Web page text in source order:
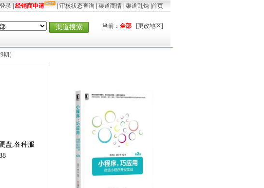
录 经销商申请 审核状态查询 渠道商情 渠道乱炖 首页
渠道搜索 当前： 全部 [更改地区]
）
盘,各种服